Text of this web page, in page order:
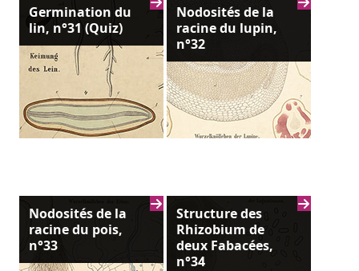
Germination du
lin, n°31 (Quiz)
Nodosités de la
racine du lupin,
n°32
Nodosités de la
racine du pois,
n°33
Structure des
Rhizobium de
deux Fabacées,
n°34